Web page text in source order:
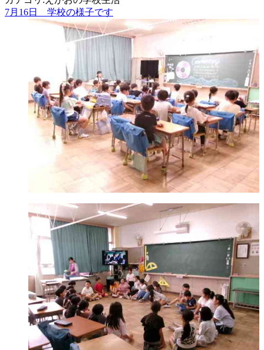
7月16日 学校の様子です